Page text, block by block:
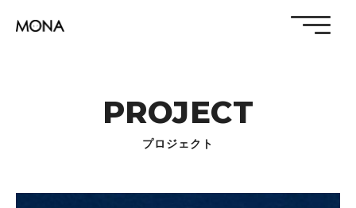
PROJECT
プロジェクト